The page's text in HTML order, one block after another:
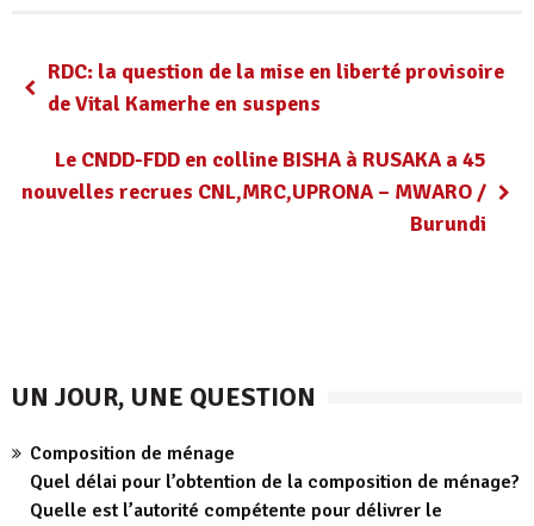
RDC: la question de la mise en liberté provisoire
de Vital Kamerhe en suspens
Le CNDD-FDD en colline BISHA à RUSAKA a 45
nouvelles recrues CNL,MRC,UPRONA – MWARO /
Burundi
UN JOUR, UNE QUESTION
Composition de ménage
Quel délai pour l’obtention de la composition de ménage?
Quelle est l’autorité compétente pour délivrer le